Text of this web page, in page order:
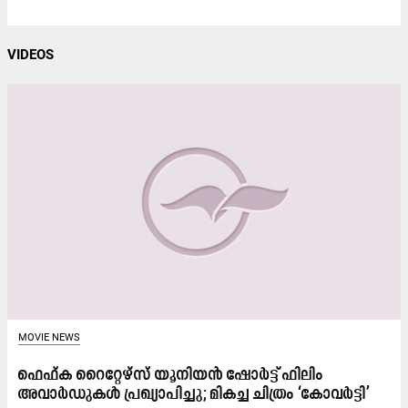
VIDEOS
MOVIE NEWS
ഫെഫ്ക റൈറ്റേഴ്സ് യൂനിയൻ ഷോർട്ട് ഫിലിം
അവാർഡുകൾ പ്രഖ്യാപിച്ചു; മികച്ച ചിത്രം ‘കോവർട്ടി’